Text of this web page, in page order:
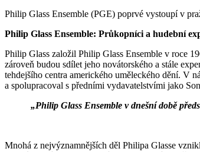
Philip Glass Ensemble (PGE) poprvé vystoupí v
Philip Glass Ensemble: Průkopníci a hudební
Philip Glass založil Philip Glass Ensemble v roce
zároveň budou sdílet jeho novátorského a stále
tehdejšího centra amerického uměleckého dění. V
a spolupracoval s předními vydavatelstvími jako
„Philip Glass Ensemble v dnešní době
Mnohá z nejvýznamnějších děl Philipa Glasse